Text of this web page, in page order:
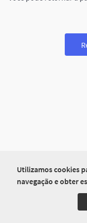
Utilizamos cookies
navegação e obter